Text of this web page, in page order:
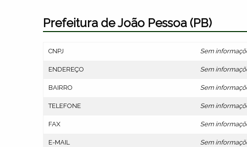
Prefeitura de João Pessoa (PB)
CNPJ Sem
ENDEREÇO Sem
BAIRRO Sem
TELEFONE Sem
FAX Sem
E-MAIL Sem